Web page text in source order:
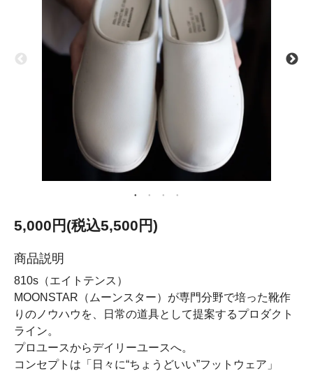
5,000円(税込5,500円)
商品説明
810s（エイトテンス）
MOONSTAR（ムーンスター）が専門分野で培った靴作
りのノウハウを、日常の道具として提案するプロダクト
ライン。
プロユースからデイリーユースへ。
コンセプトは「日々に“ちょうどいい”フットウェア」